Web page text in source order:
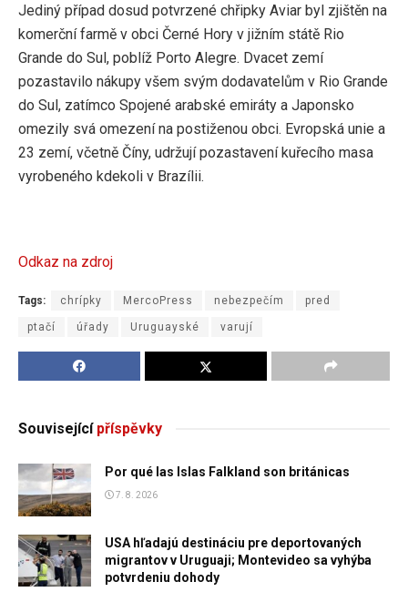
Jediný případ dosud potvrzené chřipky Aviar byl zjištěn na
komerční farmě v obci Černé Hory v jižním státě Rio
Grande do Sul, poblíž Porto Alegre. Dvacet zemí
pozastavilo nákupy všem svým dodavatelům v Rio Grande
do Sul, zatímco Spojené arabské emiráty a Japonsko
omezily svá omezení na postiženou obci. Evropská unie a
23 zemí, včetně Číny, udržují pozastavení kuřecího masa
vyrobeného kdekoli v Brazílii.
Odkaz na zdroj
Tags: chrípky MercoPress nebezpečím pred
ptačí úřady Uruguayské varují
Souvisejícípříspěvky
Por qué las Islas Falkland son británicas
7. 8. 2026
USA hľadajú destináciu pre deportovaných
migrantov v Uruguaji; Montevideo sa vyhýba
potvrdeniu dohody